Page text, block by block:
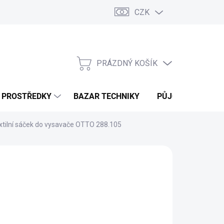
CZK
NÁKUPNÍ
PRÁZDNÝ KOŠÍK
BAZAR TECHNIKY PŮJČOVNA
sáček do vysavače OTTO 288.105